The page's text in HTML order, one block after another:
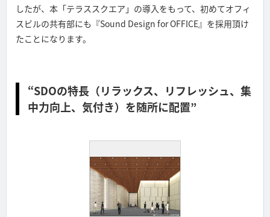
したが、本「テラススクエア」の導入をもって、初めてオフィ
スビルの共有部にも『Sound Design for OFFICE』を採用頂け
たことになります。
“SDOの特長（リラックス、リフレッシュ、集
中力向上、気付き）を随所に配置”